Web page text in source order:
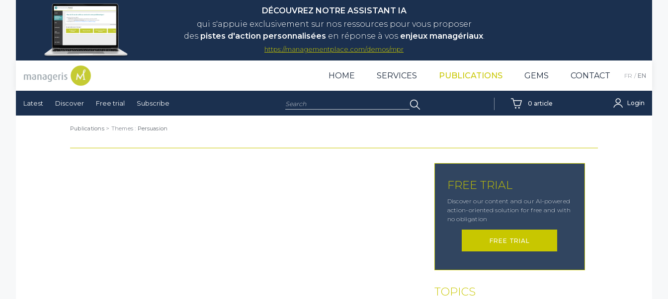
DÉCOUVREZ NOTRE ASSISTANT IA
qui s'appuie exclusivement sur nos ressources pour vous proposer
des pistes d'action personnalisées en réponse à vos enjeux managériaux.
https://managementplace.com/demos/mpr
HOME SERVICES PUBLICATIONS GEMS CONTACT FR EN
Latest Discover Free trial Subscribe Search: 0 article Login
Publications> Themes : Persuasion
FREE TRIAL
Discover our content and our AI-powered
action-oriented solution for free and with
no obligation
FREE TRIAL
TOPICS